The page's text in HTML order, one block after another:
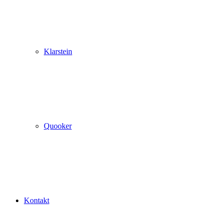
Klarstein
Quooker
Kontakt